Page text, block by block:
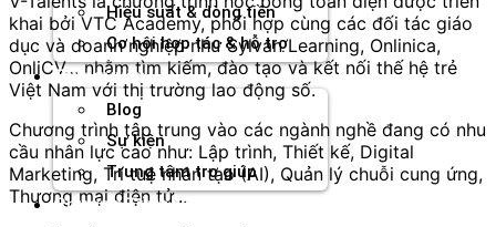
Hiệu suất & dòng tiền
Cơ hội hợp tác & hỗ trợ
Tài nguyên
Blog
Sự kiện
Trung tâm trợ giúp
Chương Trình Creator
khai bởi VTC Academy, phối hợp cùng các đối tác giáo
dục và doanh nghiệp như Sylvan Learning, Onlinica,
OnliCV… nhằm tìm kiếm, đào tạo và kết nối thế hệ trẻ
Việt Nam với thị trường lao động số.
Chương trình tập trung vào các ngành nghề đang có nhu
cầu nhân lực cao như: Lập trình, Thiết kế, Digital
Marketing, Trí tuệ nhân tạo (AI), Quản lý chuỗi cung ứng,
Thương mại điện tử...